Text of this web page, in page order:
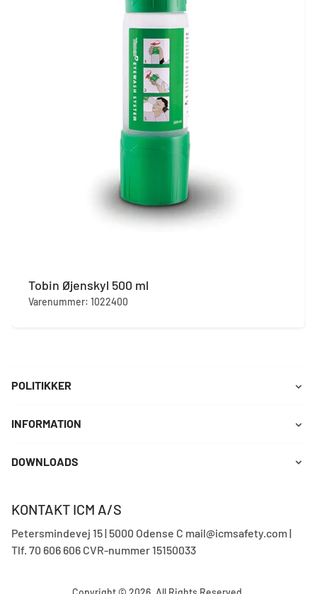
Tobin Øjenskyl 500 ml
Varenummer: 1022400
POLITIKKER
INFORMATION
DOWNLOADS
KONTAKT ICM A/S
Petersmindevej 15 | 5000 Odense C mail@icmsafety.com |
Tlf. 70 606 606 CVR-nummer 15150033